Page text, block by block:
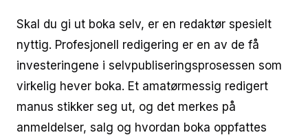
Skal du gi ut boka selv, er en redaktør spesielt
nyttig. Profesjonell redigering er en av de få
investeringene i selvpubliseringsprosessen som
virkelig hever boka. Et amatørmessig redigert
manus stikker seg ut, og det merkes på
anmeldelser, salg og hvordan boka oppfattes